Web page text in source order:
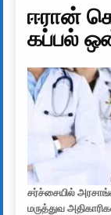
ஈரான்
கப்பல்
சர்ச்சையில்
மருத்துவ